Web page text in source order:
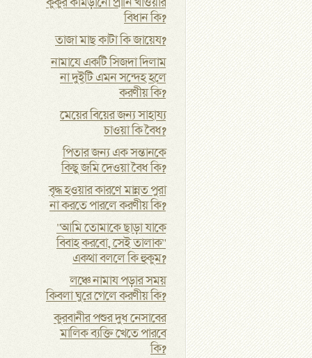
বিধান কি?
তাজা মাছ কাটা কি জায়েয?
নামাযে একটি সিজদা দিলাম
না দুইটি এমন সন্দেহ হলে
করণীয় কি?
মেয়ের বিয়ের জন্য সাহায্য
চাওয়া কি বৈধ?
পিতার জন্য এক সন্তানকে
কিছু জমি দেওয়া বৈধ কি?
বৃদ্ধ হওয়ার কারণে মান্নত পুরা
না করতে পারলে করণীয় কি?
"আমি তোমাকে ছাড়া যাকে
বিবাহ করবো, সেই তালাক"
একথা বললে কি হুকুম?
লঞ্চে নামায পড়ার সময়
কিবলা ঘুরে গেলে করণীয় কি?
কুরবানীর পশুর দুধ নেসাবের
মালিক ব্যক্তি খেতে পারবে
কি?